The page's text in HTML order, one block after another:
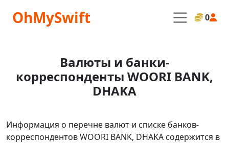
OhMySwift 0
Валюты и банки-
корреспонденты WOORI BANK,
DHAKA
Информация о перечне валют и списке банков-
корреспондентов WOORI BANK, DHAKA содержится в